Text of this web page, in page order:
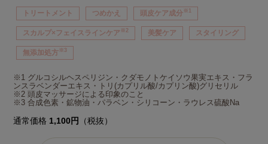
トリートメント つめかえ 頭皮ケア成分※1
スカルプ×フェイスラインケア ※2 美髪ケア スタイリング
無添加処方※3
※1 グルコシルヘスペリジン・クダモノトケイソウ果実エキス・フラ
ンスラベンダーエキス・トリ(カプリル酸/カプリン酸)グリセリル
※2 頭皮マッサージによる印象のこと
※3 合成色素・鉱物油・パラベン・シリコーン・ラウレス硫酸Na
通常価格 1,100円 （税抜）